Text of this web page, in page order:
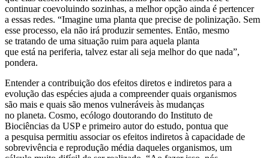
continuar coevoluindo sozinhas, a melhor opção ainda é pertencer
a essas redes. “Imagine uma planta que precise de polinização. Sem
esse processo, ela não irá produzir sementes. Então, mesmo
se tratando de uma situação ruim para aquela planta
que está na periferia, talvez estar ali seja melhor do que nada”,
pondera.
Entender a contribuição dos efeitos diretos e indiretos para a
evolução das espécies ajuda a compreender quais organismos
são mais e quais são menos vulneráveis às mudanças
no planeta. Cosmo, ecólogo doutorando do Instituto de
Biociências da USP e primeiro autor do estudo, pontua que
a pesquisa permitiu associar os efeitos indiretos à capacidade de
sobrevivência e reprodução média daqueles organismos, um